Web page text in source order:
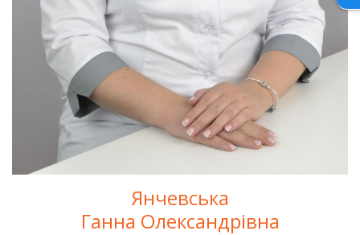
Янчевська
Ганна Олександрівна